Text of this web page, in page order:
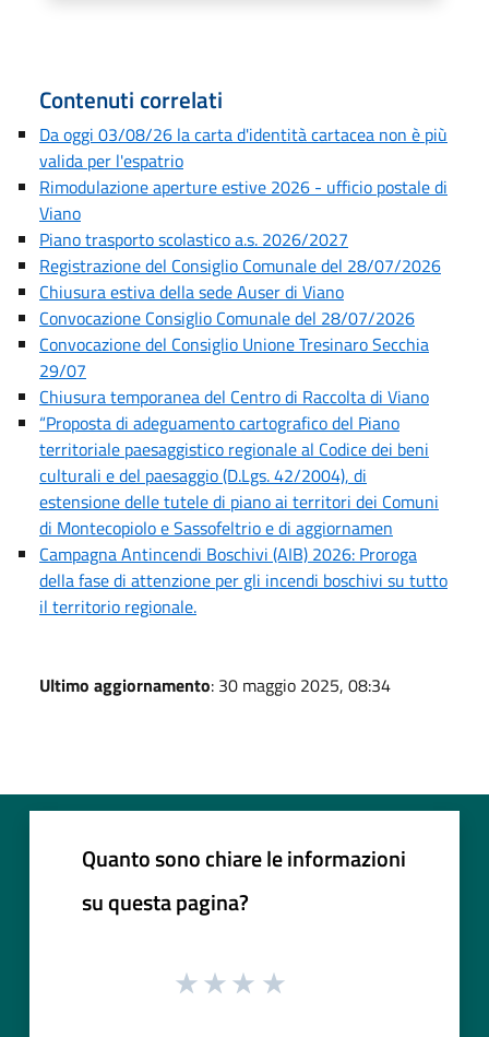
Contenuti correlati
Da oggi 03/08/26 la carta d'identità cartacea non è più
valida per l'espatrio
Rimodulazione aperture estive 2026 - ufficio postale di
Viano
Piano trasporto scolastico a.s. 2026/2027
Registrazione del Consiglio Comunale del 28/07/2026
Chiusura estiva della sede Auser di Viano
Convocazione Consiglio Comunale del 28/07/2026
Convocazione del Consiglio Unione Tresinaro Secchia
29/07
Chiusura temporanea del Centro di Raccolta di Viano
“Proposta di adeguamento cartografico del Piano
territoriale paesaggistico regionale al Codice dei beni
culturali e del paesaggio (D.Lgs. 42/2004), di
estensione delle tutele di piano ai territori dei Comuni
di Montecopiolo e Sassofeltrio e di aggiornamen
Campagna Antincendi Boschivi (AIB) 2026: Proroga
della fase di attenzione per gli incendi boschivi su tutto
il territorio regionale.
Ultimo aggiornamento: 30 maggio 2025, 08:34
Quanto sono chiare le informazioni
su questa pagina?